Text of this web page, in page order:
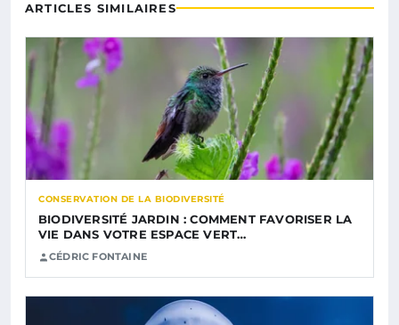
ARTICLES SIMILAIRES
CONSERVATION DE LA BIODIVERSITÉ
BIODIVERSITÉ JARDIN : COMMENT FAVORISER LA
VIE DANS VOTRE ESPACE VERT…
CÉDRIC FONTAINE